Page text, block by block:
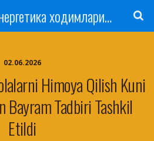
Ўзбекистон энергетика ходимлари касаба уюшмаси
02.06.2026
Himoya Qilish Kuni
Bayram Tadbiri Tashkil
Etildi